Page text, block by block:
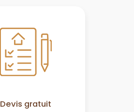
Devis gratuit